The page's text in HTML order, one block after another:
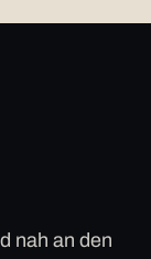
nah an den